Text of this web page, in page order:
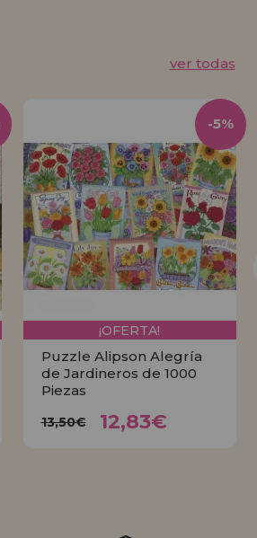
ver todas
¡OFERTA!
Puzzle Alipson Alegría
de Jardineros de 1000
Piezas
13,50€ 12,83€
-5%